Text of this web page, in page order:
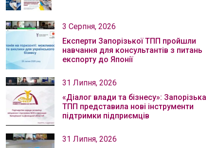
3 Серпня, 2026
Експерти Запорізької ТПП пройшли
навчання для консультантів з питань
експорту до Японії
31 Липня, 2026
«Діалог влади та бізнесу»: Запорізька
ТПП представила нові інструменти
підтримки підприємців
31 Липня, 2026